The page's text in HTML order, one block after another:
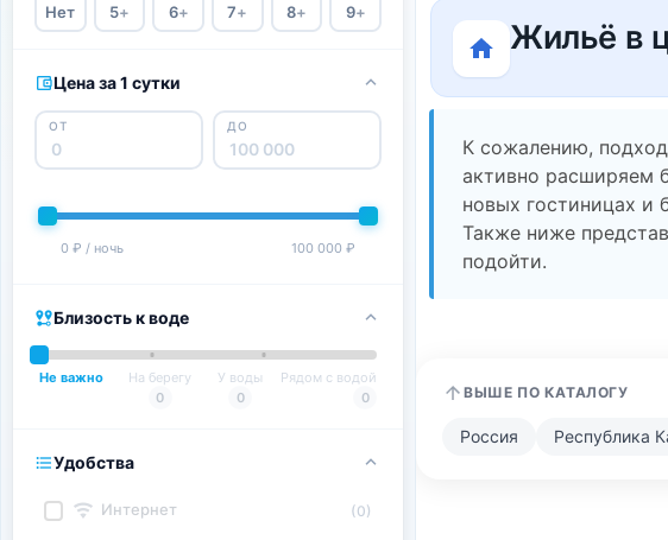
Нет 5+ 6+ 7+ 8+ 9+
Цена за 1 сутки
ОТ ДО
0 ₽ / ночь 100 000 ₽
Близость к воде
Не важно
На берегу
0
У воды
0
Рядом с водой
0
Удобства
Интернет (0)
Жильё в
К сожалению,
активно расширяем
новых гостиницах и
Также ниже
подойти.
ВЫШЕ ПО КАТАЛОГУ
Россия Республика